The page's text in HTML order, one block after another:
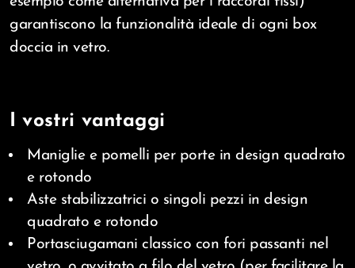
garantiscono la funzionalità ideale di ogni box
doccia in vetro.
I vostri vantaggi
Maniglie e pomelli per porte in design quadrato
e rotondo
Aste stabilizzatrici o singoli pezzi in design
quadrato e rotondo
Portasciugamani classico con fori passanti nel